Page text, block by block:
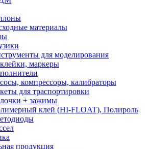
материалы
для моделирования
маркеры
компрессоры, калибраторы
для траспортировки
+ зажимы
клей (HI-FLOAT), Полироль
продукция